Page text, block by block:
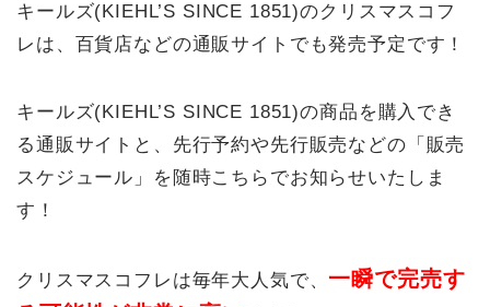
キールズ(KIEHL’S SINCE 1851)のクリスマスコフ
レは、百貨店などの通販サイトでも発売予定です！
キールズ(KIEHL’S SINCE 1851)の商品を購入でき
る通販サイトと、先行予約や先行販売などの「販売
スケジュール」を随時こちらでお知らせいたしま
す！
クリスマスコフレは毎年大人気で、 一瞬で完売す